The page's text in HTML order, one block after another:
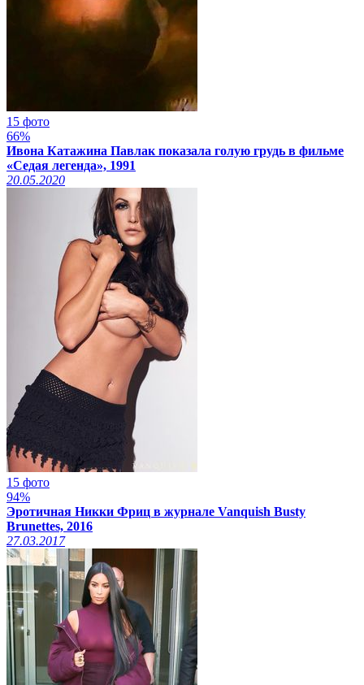
15 фото
66%
Ивона Катажина Павлак показала голую грудь в фильме
«Седая легенда», 1991
20.05.2020
15 фото
94%
Эротичная Никки Фриц в журнале Vanquish Busty
Brunettes, 2016
27.03.2017